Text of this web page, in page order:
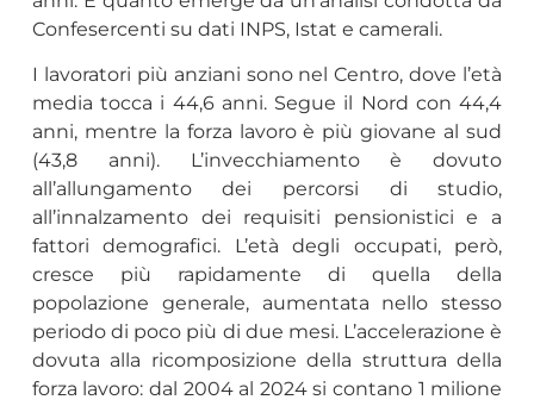
Confesercenti su dati INPS, Istat e camerali.
I lavoratori più anziani sono nel Centro, dove l’età
media tocca i 44,6 anni. Segue il Nord con 44,4
anni, mentre la forza lavoro è più giovane al sud
(43,8 anni). L’invecchiamento è dovuto
all’allungamento dei percorsi di studio,
all’innalzamento dei requisiti pensionistici e a
fattori demografici. L’età degli occupati, però,
cresce più rapidamente di quella della
popolazione generale, aumentata nello stesso
periodo di poco più di due mesi. L’accelerazione è
dovuta alla ricomposizione della struttura della
forza lavoro: dal 2004 al 2024 si contano 1 milione